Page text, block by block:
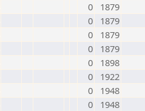
0
1879
0
1879
0
1879
0
1879
0
1898
0
1922
0
1948
0
1948